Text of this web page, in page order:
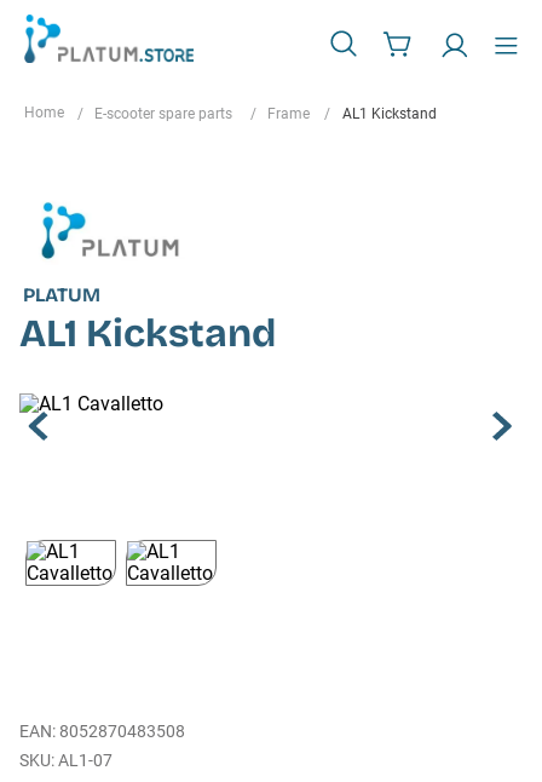
E-scooter spare parts Frame AL1 Kickstand
PLATUM
AL1 Kickstand
EAN: 8052870483508
AL1-07